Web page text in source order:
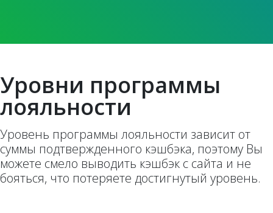
Уровни программы
лояльности
Уровень программы лояльности зависит от
суммы подтвержденного кэшбэка, поэтому Вы
можете смело выводить кэшбэк с сайта и не
бояться, что потеряете достигнутый уровень.